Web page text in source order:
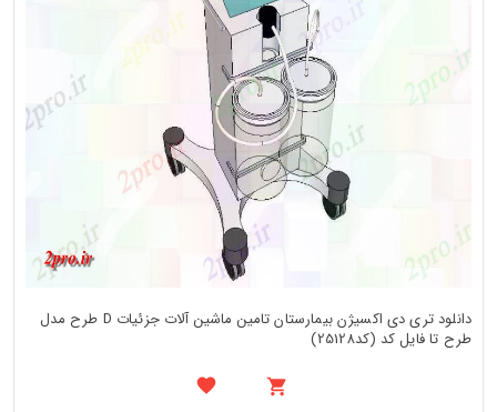
دانلود تری دی اکسیژن بیمارستان تامین ماشین آلات جزئیات D طرح مدل
طرح تا فایل کد (کد25128)